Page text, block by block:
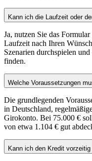
Kann ich die Laufzeit oder
Ja, nutzen Sie das
Laufzeit nach Ihren
Szenarien durchspielen
finden.
Welche Voraussetzungen
Die grundlegenden
in Deutschland,
Girokonto. Bei 75.000 €
von etwa 1.104 € gut
Kann ich den Kredit